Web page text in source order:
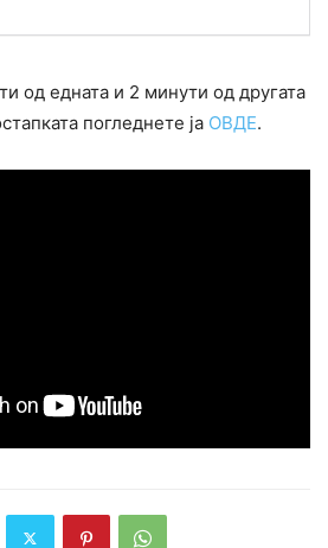
од едната и 2 минути од другата
погледнете ја ОВДЕ.